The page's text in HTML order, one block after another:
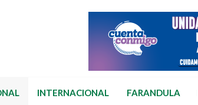
INTERNACIONAL FARANDULA